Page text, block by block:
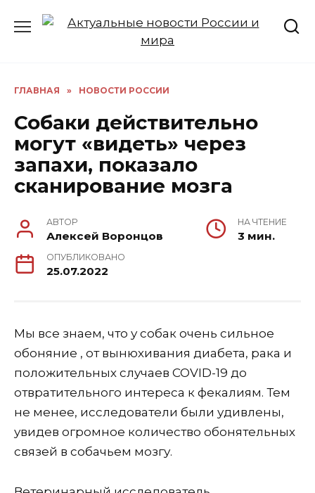
ГЛАВНАЯ » НОВОСТИ РОССИИ
Собаки действительно
могут «видеть» через
запахи, показало
сканирование мозга
АВТОР
Алексей Воронцов
НА ЧТЕНИЕ
3 мин.
ОПУБЛИКОВАНО
25.07.2022
Мы все знаем, что у собак очень сильное
обоняние , от вынюхивания диабета, рака и
положительных случаев COVID-19 до
отвратительного интереса к фекалиям. Тем
не менее, исследователи были удивлены,
увидев огромное количество обонятельных
связей в собачьем мозгу.